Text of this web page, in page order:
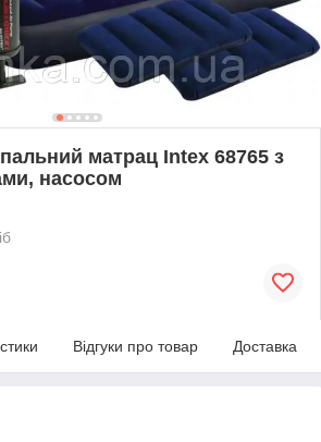
матрац Intex 68765 з
насосом
Відгуки про товар Доставка